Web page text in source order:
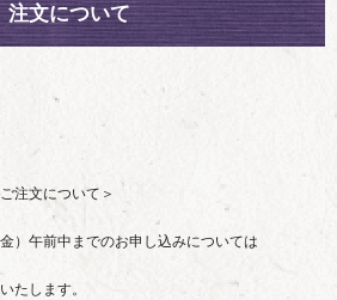
注文について
注文について＞
）午前中までのお申し込みについては
たします。